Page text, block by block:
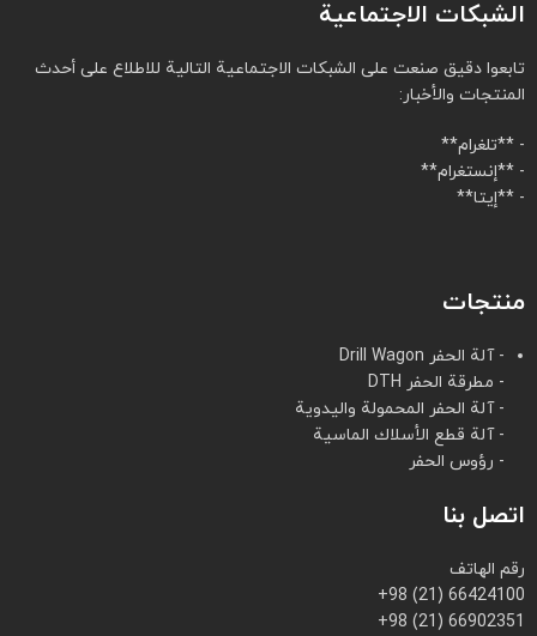
الشبكات الاجتماعية
تابعوا دقيق صنعت على الشبكات الاجتماعية التالية للاطلاع على أحدث
المنتجات والأخبار:
- **تلغرام**
- **إنستغرام**
- **إيتا**
منتجات
- آلة الحفر Drill Wagon
- مطرقة الحفر DTH
- آلة الحفر المحمولة واليدوية
- آلة قطع الأسلاك الماسية
- رؤوس الحفر
اتصل بنا
رقم الهاتف
+98 (21) 66424100
+98 (21) 66902351